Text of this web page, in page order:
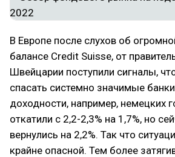
В Европе после слухов об
балансе Credit Suisse, от
Швейцарии поступили сигналы,
спасать системно значимые
доходности, например, немецких
откатили с 2,2-2,3% на 1,7%, но
вернулись на 2,2%. Так что
крайне опасной. Тем более